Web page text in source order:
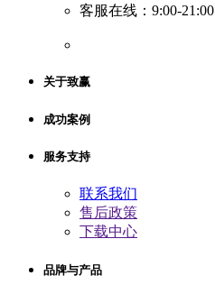
客服在线：9:00-21:00
关于致赢
成功案例
服务支持
联系我们
售后政策
下载中心
品牌与产品